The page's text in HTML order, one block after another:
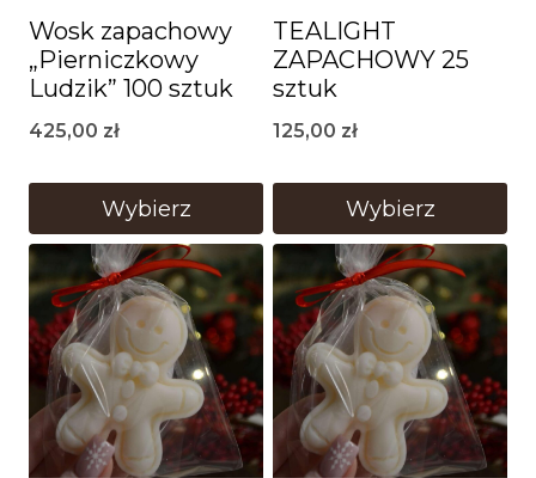
Wosk zapachowy
„Pierniczkowy
Ludzik” 100 sztuk
425,00 zł
Wybierz
TEALIGHT
ZAPACHOWY 25
sztuk
125,00 zł
Wybierz